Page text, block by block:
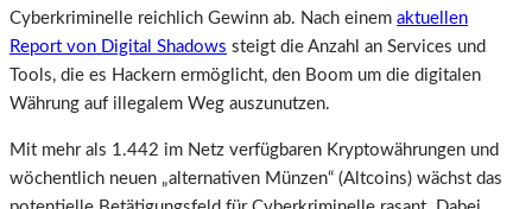
Cyberkriminelle reichlich Gewinn ab. Nach einem aktuellen
Report von Digital Shadows steigt die Anzahl an Services und
Tools, die es Hackern ermöglicht, den Boom um die digitalen
Währung auf illegalem Weg auszunutzen.
Mit mehr als 1.442 im Netz verfügbaren Kryptowährungen und
wöchentlich neuen „alternativen Münzen“ (Altcoins) wächst das